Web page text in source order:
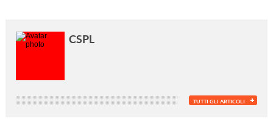
CSPL
TUTTI GLI ARTICOLI